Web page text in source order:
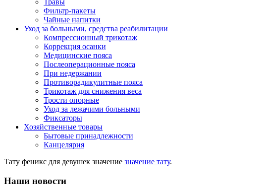
Травы
Фильтр-пакеты
Чайные напитки
Уход за больными, средства реабилитации
Компрессионный трикотаж
Коррекция осанки
Медицинские пояса
Послеоперационные пояса
При недержании
Противорадикулитные пояса
Трикотаж для снижения веса
Трости опорные
Уход за лежачими больными
Фиксаторы
Хозяйственные товары
Бытовые принадлежности
Канцелярия
Тату феникс для девушек значение значение тату.
Наши новости